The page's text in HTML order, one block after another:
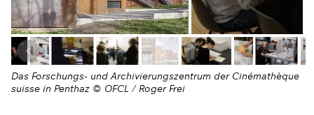
Letztes Bild
Das Forschungs- und Archivierungszentrum der Cinémathèque
suisse in Penthaz © OFCL / Roger Frei